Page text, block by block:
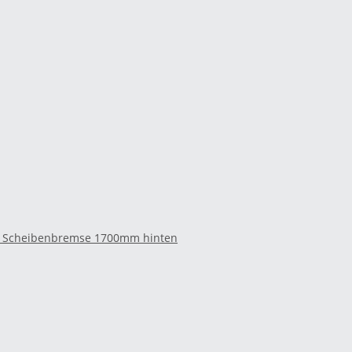
1700mm hinten